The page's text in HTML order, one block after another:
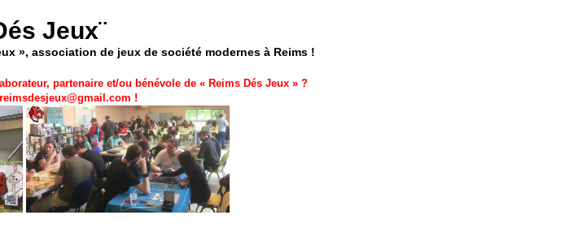
Jeux¨
», association de jeux de société modernes à Reims !
partenaire et/ou bénévole de « Reims Dés Jeux » ?
reimsdesjeux@gmail.com !